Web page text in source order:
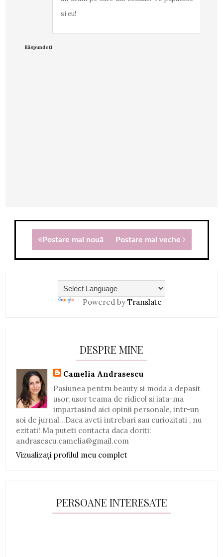
si eu!
Răspundeți
Postare mai nouă Postare mai veche
Powered by Translate
DESPRE MINE
Camelia Andrasescu
Pasiunea pentru beauty si moda a depasit
usor, usor teama de ridicol si iata-ma
impartasind aici opinii personale, intr-un
soi de jurnal...Daca aveti intrebari sau curiozitati , nu
ezitati! Ma puteti contacta daca doriti:
andrasescu.camelia@gmail.com
Vizualizați profilul meu complet
PERSOANE INTERESATE